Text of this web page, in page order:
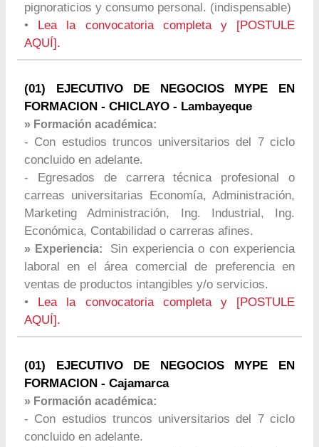
pignoraticios y consumo personal. (indispensable)
•
Lea la convocatoria completa y [POSTULE
AQUÍ].
(01) EJECUTIVO DE NEGOCIOS MYPE EN
FORMACION - CHICLAYO - Lambayeque
» Formación académica:
- Con estudios truncos universitarios del 7 ciclo
concluido en adelante.
- Egresados de carrera técnica profesional o
carreas universitarias Economía, Administración,
Marketing Administración, Ing. Industrial, Ing.
Económica, Contabilidad o carreras afines.
» Experiencia:
Sin experiencia o con experiencia
laboral en el área comercial de preferencia en
ventas de productos intangibles y/o servicios.
•
Lea la convocatoria completa y [POSTULE
AQUÍ].
(01) EJECUTIVO DE NEGOCIOS MYPE EN
FORMACION - Cajamarca
» Formación académica:
- Con estudios truncos universitarios del 7 ciclo
concluido en adelante.